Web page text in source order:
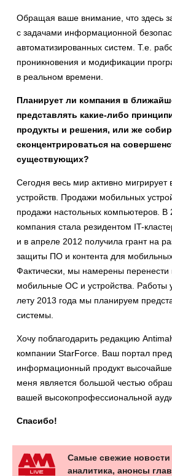
Обращая ваше внимание, что здесь
с задачами информационной
автоматизированных систем. Т.е.
проникновения и модификации
в реальном времени.
Планирует ли компания в
представлять какие-либо
продукты и решения, или же
сконцентрироваться на
существующих?
Сегодня весь мир активно мигрирует
устройств. Продажи мобильных
продажи настольных компьютеров. В
компания стала резидентом IT-
и в апреле 2012 получила грант на
защиты ПО и контента для мобильных
Фактически, мы намерены перенести
мобильные ОС и устройства. Работы
лету 2013 года мы планируем
системы.
Хочу поблагодарить редакцию
компании StarForce. Ваш портал
информационный продукт
меня является большой честью
вашей высокопрофессиональной
Спасибо!
Самые свежие
аналитика, анонсы